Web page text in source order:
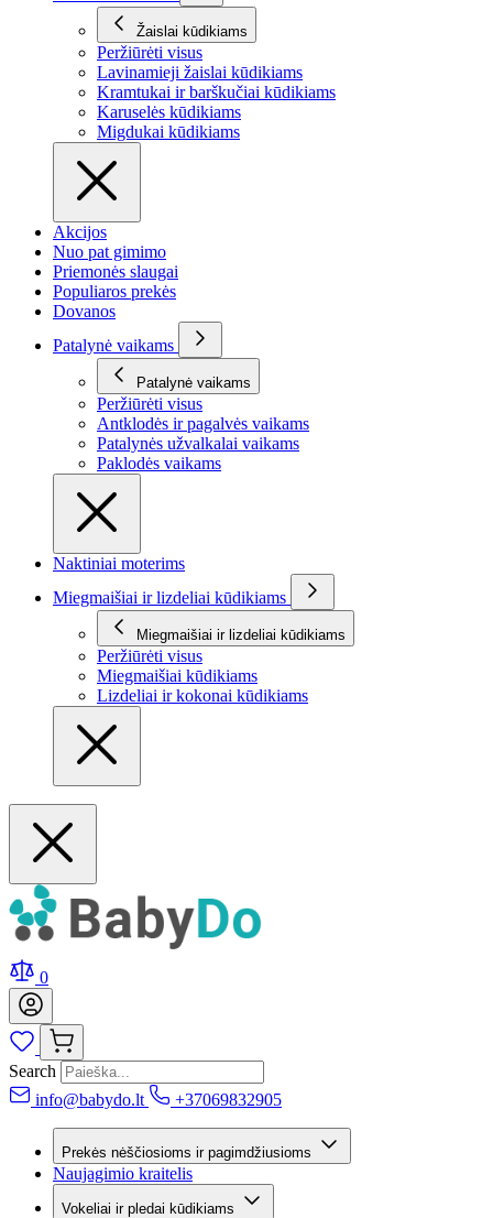
Žaislai kūdikiams
Peržiūrėti visus
Lavinamieji žaislai kūdikiams
Kramtukai ir barškučiai kūdikiams
Karuselės kūdikiams
Migdukai kūdikiams
Akcijos
Nuo pat gimimo
Priemonės slaugai
Populiaros prekės
Dovanos
Patalynė vaikams
Patalynė vaikams
Peržiūrėti visus
Antklodės ir pagalvės vaikams
Patalynės užvalkalai vaikams
Paklodės vaikams
Naktiniai moterims
Miegmaišiai ir lizdeliai kūdikiams
Miegmaišiai ir lizdeliai kūdikiams
Peržiūrėti visus
Miegmaišiai kūdikiams
Lizdeliai ir kokonai kūdikiams
0
Search
info@babydo.lt
+37069832905
Prekės nėščiosioms ir pagimdžiusioms
Naujagimio kraitelis
Vokeliai ir pledai kūdikiams